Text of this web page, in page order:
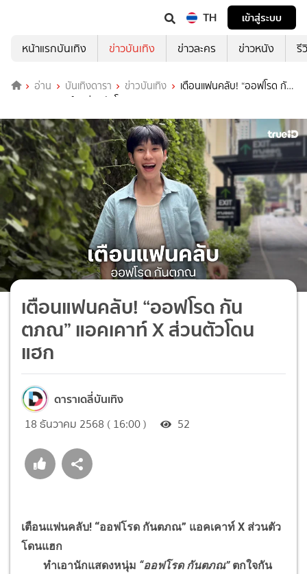
TH
เข้าสู่ระบบ
หน้าแรกบันเทิง
ข่าวบันเทิง ข่าวละคร ข่าวหนัง รี
อ่าน บันเทิงดารา ข่าวบันเทิง
เตือนแฟนคลับ! “ออฟโรด กัน
ตภณ” แอคเคาท์ X ส่วนตัวโดนแฮก
เตือนแฟนคลับ! “ออฟโรด กัน
ตภณ” แอคเคาท์ X ส่วนตัวโดน
แฮก
ดาราเดลี่บันเทิง
18 ธันวาคม 2568 ( 16:00 ) 52
เตือนแฟนคลับ! “ออฟโรด กันตภณ” แอคเคาท์ X ส่วนตัว
โดนแฮก
ทำเอานักแสดงหนุ่ม “ออฟโรด กันตภณ” ตกใจกัน